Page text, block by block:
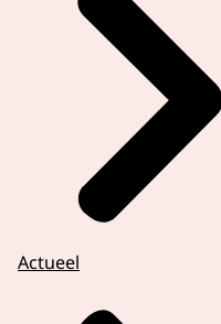
Actueel